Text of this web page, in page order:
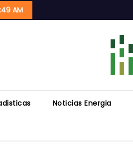
AM
Noticias Energia